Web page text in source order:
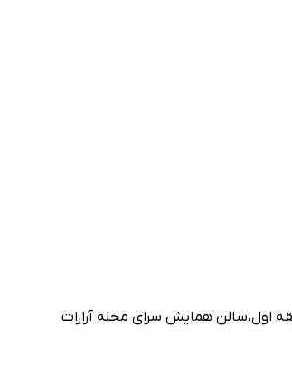
اول،سالن همایش سرای محله آرارات